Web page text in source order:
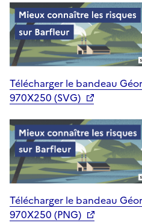
Télécharger le bandeau
970X250 (SVG)
Télécharger le bandeau
970X250 (PNG)